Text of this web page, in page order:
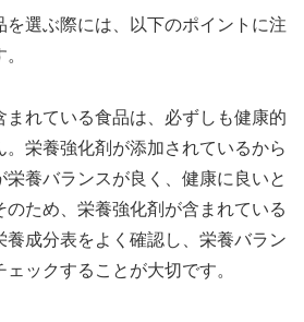
を選ぶ際には、以下のポイントに注
まれている食品は、必ずしも健康的
。栄養強化剤が添加されているから
栄養バランスが良く、健康に良いと
のため、栄養強化剤が含まれている
養成分表をよく確認し、栄養バラン
ックすることが大切です。